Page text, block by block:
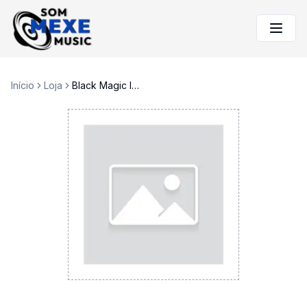
Início Loja Black Magic Intensity Pro placa Pci express